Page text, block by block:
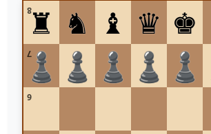
8♜ ♞ ♝ ♛ ♚
7
♟ ♟ ♟ ♟ ♟
6